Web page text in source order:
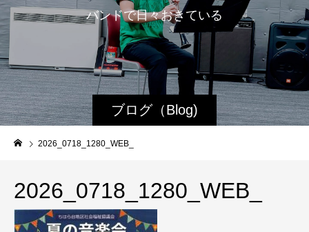
ブログ（Blog)
バンドで日々おきている日
2026_0718_1280_WEB_
2026_0718_1280_WEB_